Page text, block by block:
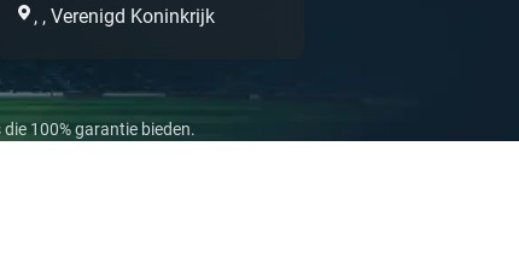
, , Verenigd Koninkrijk
100% garantie bieden.